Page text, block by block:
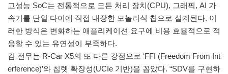
고성능 SoC는 전통적으로 모든 처리 장치(CPU), 그래픽, AI 가
속기를 단일 다이에 직접 내장한 모놀리식 칩으로 설계된다. 이
러한 방식은 변화하는 애플리케이션 요구에 비용 효율적으로 적
응할 수 있는 유연성이 부족하다.
김 전무는 R-Car X5의 또 다른 강점으로 ‘FFI (Freedom From Int
erference)’와 칩렛 확장성(UCIe 기반)을 꼽았다. “SDV를 구현하